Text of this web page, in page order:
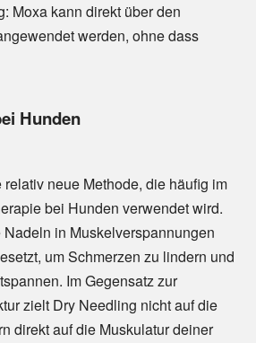
Moxa kann direkt über den
werden, ohne dass
Hunden
neue Methode, die häufig im
bei Hunden verwendet wird.
in Muskelverspannungen
um Schmerzen zu lindern und
Im Gegensatz zur
zielt Dry Needling nicht auf die
direkt auf die Muskulatur deiner